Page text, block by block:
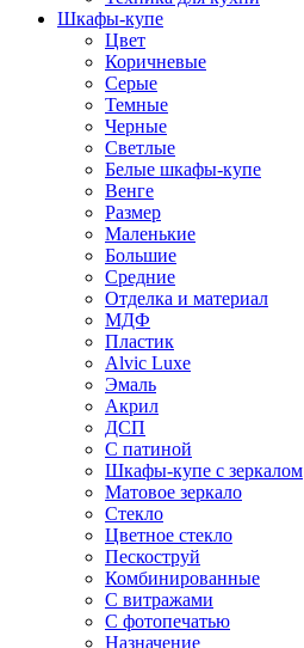
Шкафы-купе
Цвет
Коричневые
Серые
Темные
Черные
Светлые
Белые шкафы-купе
Венге
Размер
Маленькие
Большие
Средние
Отделка и материал
МДФ
Пластик
Alvic Luxe
Эмаль
Акрил
ДСП
С патиной
Шкафы-купе с зеркалом
Матовое зеркало
Стекло
Цветное стекло
Пескоструй
Комбинированные
С витражами
С фотопечатью
Назначение